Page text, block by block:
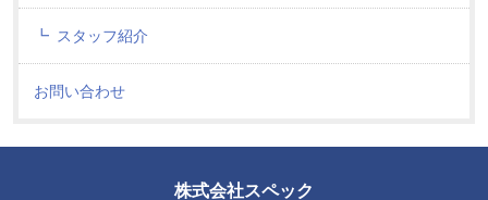
スタッフ紹介
お問い合わせ
株式会社スペック